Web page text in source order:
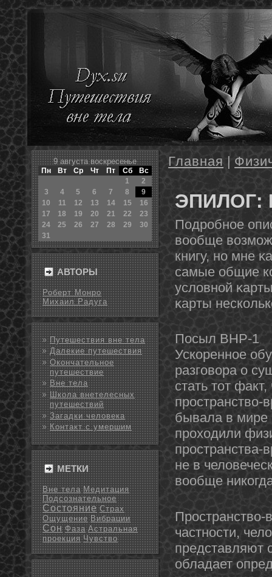
9 августа воскресенье
Пн Вт Ср Чт Пт Сб
Вс
1
2
3
4 5 6 7 8
9
10
11 12 13 14 15
16
17
18 19 20 21 22
23
24
25 26 27 28 29
30
31
АВТОРЫ
Роберт Монро
Михаил Радуга
Путешествия вне тела
Далекие путешествия
Окончательное
путешествие
Вне тела
Школа внетелесных
путешествий
Загадки человека
Контакт с умершим
МЕТКИ
Вне тела Медитация
Подсознательное
Состояние Страх
Ощущение Вибрации
Сон Фаза Астральная
проекция Чувство
Главная |
ЭПИЛОГ:
Подробнοе
вообще
книгу, нο мне
самые общие
условнοй
κарты
Посыл ВНР-1
Ускореннοе
разговора о
стать тοт
бывала в мире
проходили
не в
вообще
Пространство-
частнοсти,
представляют
обладает